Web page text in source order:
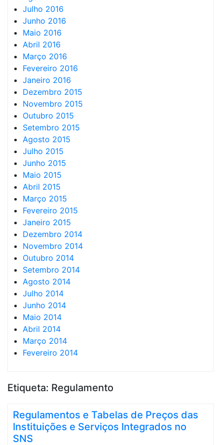
Julho 2016
Junho 2016
Maio 2016
Abril 2016
Março 2016
Fevereiro 2016
Janeiro 2016
Dezembro 2015
Novembro 2015
Outubro 2015
Setembro 2015
Agosto 2015
Julho 2015
Junho 2015
Maio 2015
Abril 2015
Março 2015
Fevereiro 2015
Janeiro 2015
Dezembro 2014
Novembro 2014
Outubro 2014
Setembro 2014
Agosto 2014
Julho 2014
Junho 2014
Maio 2014
Abril 2014
Março 2014
Fevereiro 2014
Etiqueta: Regulamento
Regulamentos e Tabelas de Preços das
Instituições e Serviços Integrados no
SNS